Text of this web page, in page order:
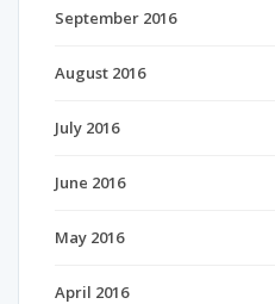
September 2016
August 2016
July 2016
June 2016
May 2016
April 2016